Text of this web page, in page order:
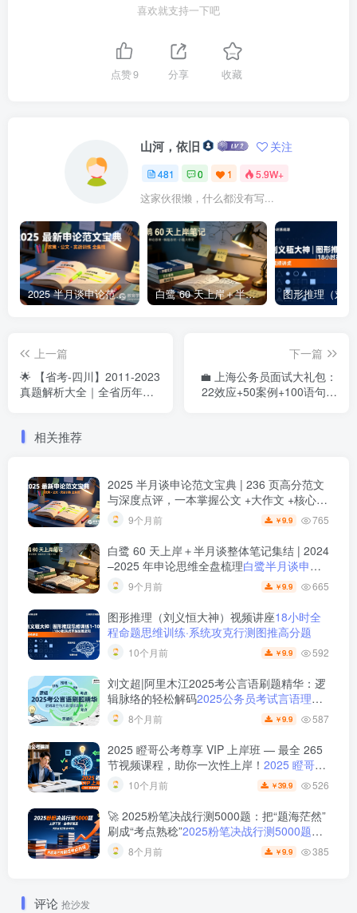
喜欢就支持一下吧
点赞9 分享 收藏
山河，依旧 关注
481 0 1 5.9W+
这家伙很懒，什么都没有写...
2025 半月谈申论范文宝典 | 236 页高分范文与深度点评，一本掌握公文 +大作文 +核心主题2025 半月谈申论范文宝典：236 页范文 + 实战训练 +高分模板 白鹭 60 天上岸＋半月谈整体笔记集结 | 2024–2025 年申论思维全盘梳理白鹭半月谈申论笔记全集：60天上岸＋大作文＋小题＋解题总结
上一篇
🌟 【省考-四川】2011-2023
真题解析大全｜全省历年申
下一篇
💼 上海公务员面试大礼包：
22效应+50案例+100语句，
相关推荐
2025 半月谈申论范文宝典 | 236 页高分范文
与深度点评，一本掌握公文 +大作文 +核心主
题 2025 半月谈申论范文宝典：236 页范文 +
实战训练 +高分模板
9个月前 ￥9.9 765
白鹭 60 天上岸＋半月谈整体笔记集结 | 2024
–2025 年申论思维全盘梳理白鹭半月谈申论
笔记全集：60天上岸＋大作文＋小题＋解题
9个月前 ￥9.9 665
图形推理（刘义恒大神）视频讲座18小时全
程命题思维训练·系统攻克行测图推高分题
10个月前 ￥9.9 592
刘文超|阿里木江2025考公言语刷题精华：逻
辑脉络的轻松解码2025公务员考试言语理解
刷题视频课程
8个月前 ￥9.9 587
2025 瞪哥公考尊享 VIP 上岸班 — 最全 265
节视频课程，助你一次性上岸！ 2025 瞪哥公
考尊享 VIP 上岸班 — 最全 265 节视频课
程，助你一次性上岸！
10个月前 ￥39.9 526
🚀 2025粉笔决战行测5000题：把“题海茫然”
刷成“考点熟稔”2025粉笔决战行测5000题上
册下册8个月前 ￥9.9 385
评论 抢沙发